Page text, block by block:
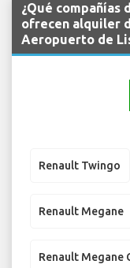
¿Qué
ofrecen alquiler
Aeropuerto de
Renault Twingo
Renault Megane
Renault Megane